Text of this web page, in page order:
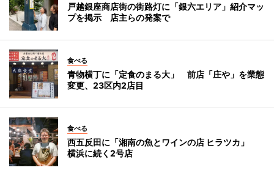
戸越銀座商店街の街路灯に「銀六エリア」紹介マッ
プを掲示 店主らの発案で
食べる
青物横丁に「定食のまる大」 前店「庄や」を業態
変更、23区内2店目
食べる
西五反田に「湘南の魚とワインの店 ヒラツカ」
横浜に続く2号店